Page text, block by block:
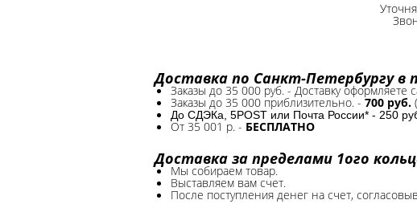
Доставка по Санкт-Петербургу в
Заказы до 35 000 руб. - Доставку оформляете
Заказы до 35 000 приблизительно. - 700 руб.
До СДЭКа, 5POST или Почта России* - 250
От 35 001 р. - БЕСПЛАТНО
Доставка за пределами 1ого
Мы собираем товар.
Выставляем вам счет.
После поступления денег на счет,